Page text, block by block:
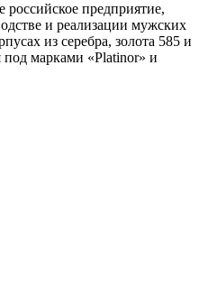
предприятие,
и реализации мужских
из серебра, золота 585 и
марками «Platinor» и